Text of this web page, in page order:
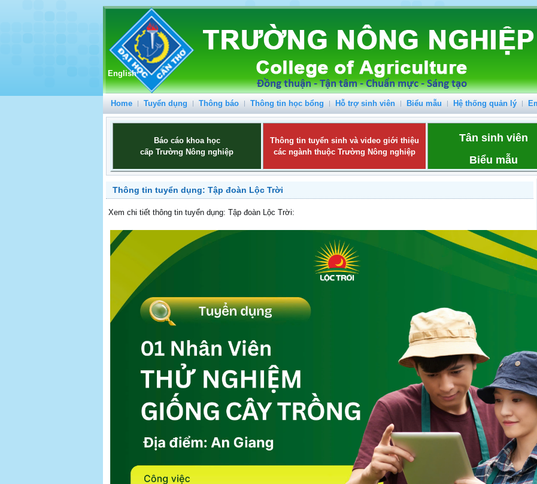
English
Home Tuyển dụng Thông báo Thông tin học bổng Hỗ trợ sinh viên Biểu mẫu Hệ thống quản lý
Báo cáo khoa học
cấp Trường Nông nghiệp
Thông tin tuyển sinh và video giới thiệu
các ngành thuộc Trường Nông nghiệp
Tân sinh viên
Biểu mẫu
Thông tin tuyển dụng: Tập đoàn Lộc Trời
Xem chi tiết thông tin tuyển dụng: Tập đoàn Lộc Trời: